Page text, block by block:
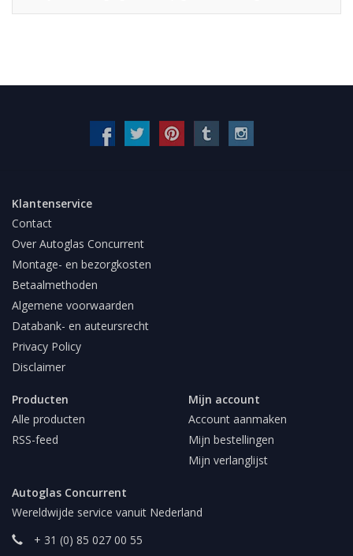
Klantenservice
Contact
Over Autoglas Concurrent
Montage- en bezorgkosten
Betaalmethoden
Algemene voorwaarden
Databank- en auteursrecht
Privacy Policy
Disclaimer
Producten
Alle producten
RSS-feed
Mijn account
Account aanmaken
Mijn bestellingen
Mijn verlanglijst
Autoglas Concurrent
Wereldwijde service vanuit Nederland
+ 31 (0) 85 027 00 55